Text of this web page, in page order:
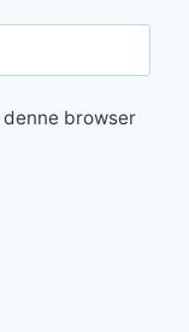
browser